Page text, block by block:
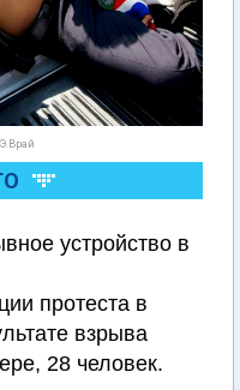
устройство в
протеста в
взрыва
28 человек.